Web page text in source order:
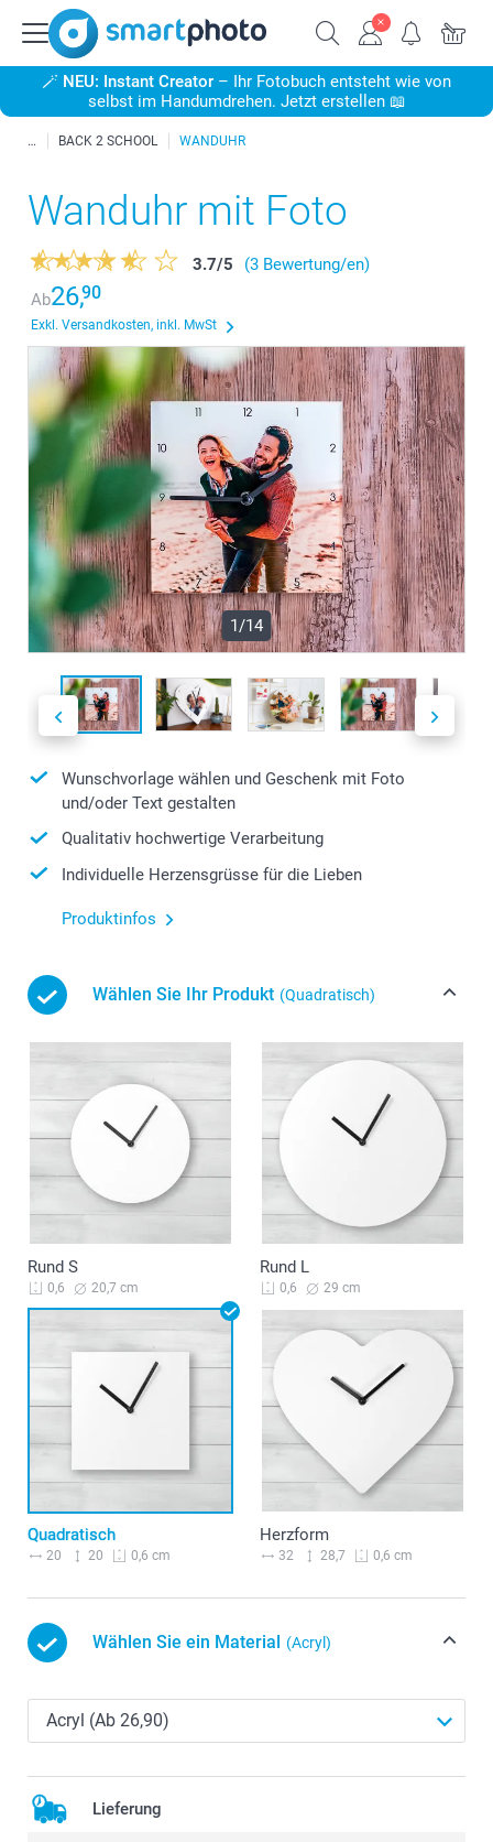
🪄 NEU: Instant Creator – Ihr Fotobuch entsteht wie von
selbst im Handumdrehen. Jetzt erstellen 📖
BACK 2 SCHOOL WANDUHR
Wanduhr mit Foto
3.7/5
(3 Bewertung/en)
Ab26,90
Exkl. Versandkosten, inkl. MwSt
1/14
Wunschvorlage wählen und Geschenk mit Foto
und/oder Text gestalten
Qualitativ hochwertige Verarbeitung
Individuelle Herzensgrüsse für die Lieben
Produktinfos
Wählen Sie Ihr Produkt (Quadratisch)
Rund S
0,6 20,7 cm
Rund L
0,6 29 cm
Quadratisch
20 20 0,6 cm
Herzform
32 28,7 0,6 cm
Wählen Sie ein Material (Acryl)
Lieferung